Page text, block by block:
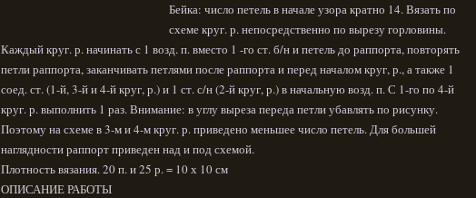
Бейка: число петель в начале узора кратно 14. Вязать по
схеме круг. р. непосредственно по вырезу горловины.
Каждый круг. р. начинать с 1 возд. п. вместо 1 -го ст. б/н и петель до раппорта, повторять
петли раппорта, заканчивать петлями после раппорта и перед началом круг, р., а также 1
соед. ст. (1-й, 3-й и 4-й круг, р.) и 1 ст. с/н (2-й круг, р.) в начальную возд. п. С 1-го по 4-й
круг. р. выполнить 1 раз. Внимание: в углу выреза переда петли убавлять по рисунку.
Поэтому на схеме в 3-м и 4-м круг. р. приведено меньшее число петель. Для большей
наглядности раппорт приведен над и под схемой.
Плотность вязания. 20 п. и 25 р. = 10 х 10 см
ОПИСАНИЕ РАБОТЫ